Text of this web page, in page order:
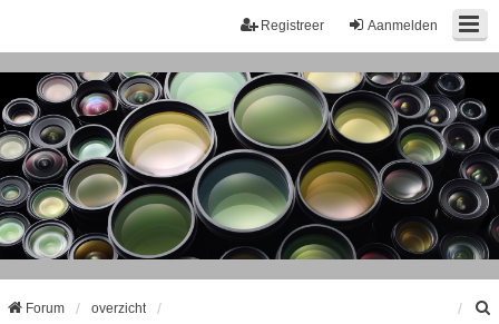
Aanmelden
Registreer
Forum overzicht